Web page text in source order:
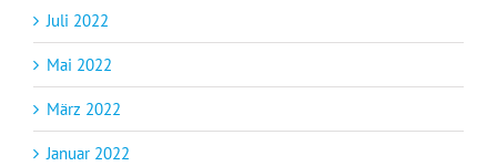
Juli 2022
Mai 2022
März 2022
Januar 2022